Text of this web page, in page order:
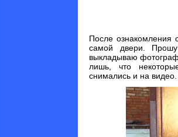
После ознакомления
самой двери.
выкладываю
лишь, что
снимались и на видео.